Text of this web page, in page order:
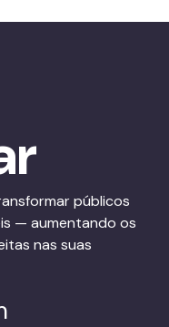
públicos
— aumentando os
nas suas